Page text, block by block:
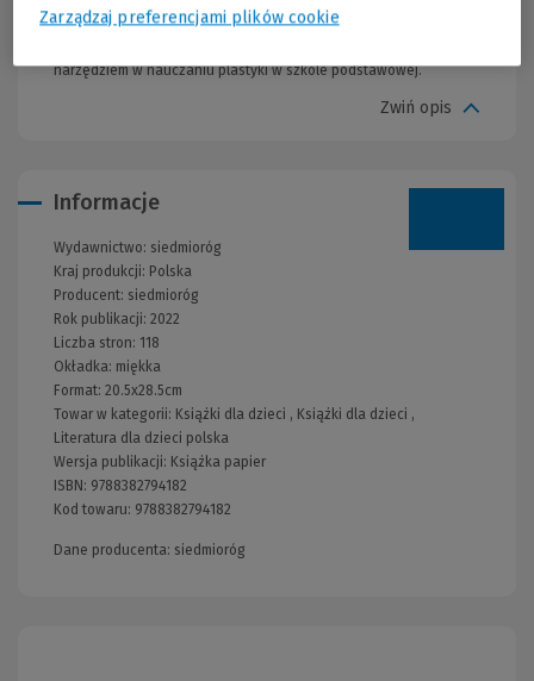
przedstawiony na osobnym zdjęciu. Przystępne dla dzieci od 6
narzędziem w nauczaniu plastyki w szkole podstawowej.
Zwiń opis
Informacje
Wydawnictwo: siedmioróg
Kraj produkcji: Polska
Producent: siedmioróg
Rok publikacji: 2022
Liczba stron: 118
Okładka: miękka
Format: 20.5x28.5cm
Towar w kategorii: Książki dla dzieci , Książki dla dzieci ,
Literatura dla dzieci polska
Wersja publikacji: Książka papier
ISBN: 9788382794182
Kod towaru: 9788382794182
Dane producenta: siedmioróg
Zarządzaj preferencjami plików cookie